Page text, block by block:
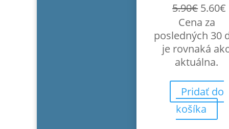
5.90€
cena
bola:
5.90€.
5.60€
Cena za
posledných 30
je rovnaká
aktuálna.
Pridať do
košíka